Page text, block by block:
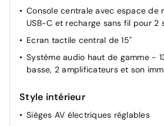
Console centrale avec espace de
USB-C et recharge sans fil pour 2
Ecran tactile central de 15"
Système audio haut de gamme -
basse, 2 amplificateurs et son
Style intérieur
Sièges AV électriques réglables